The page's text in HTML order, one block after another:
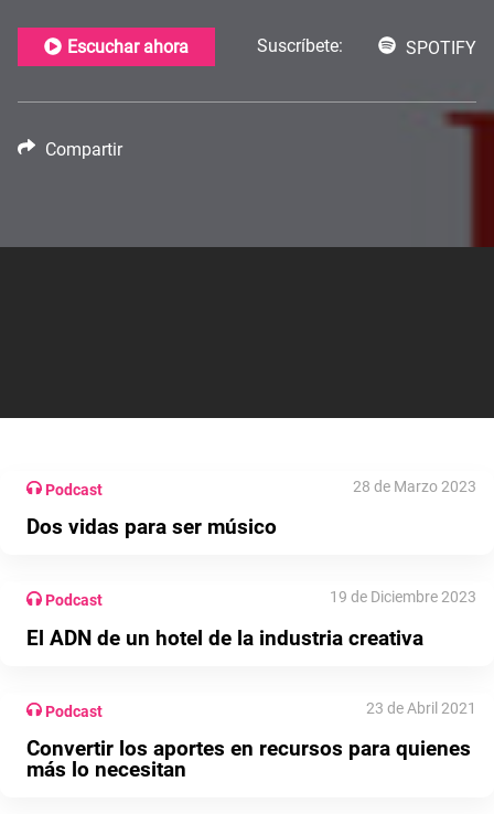
Escuchar ahora Suscríbete: SPOTIFY
Compartir
Podcast 28 de Marzo 2023
Dos vidas para ser músico
Podcast 19 de Diciembre 2023
El ADN de un hotel de la industria creativa
Podcast 23 de Abril 2021
Convertir los aportes en recursos para quienes
más lo necesitan